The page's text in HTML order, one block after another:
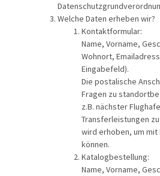
Welche Daten erheben wir?
Kontaktformular:
Name, Vorname,
Wohnort,
Eingabefeld).
Die postalische
Fragen zu
z.B. nächster
Transferleistungen
wird erhoben, um
können.
Katalogbestellung:
Name, Vorname,